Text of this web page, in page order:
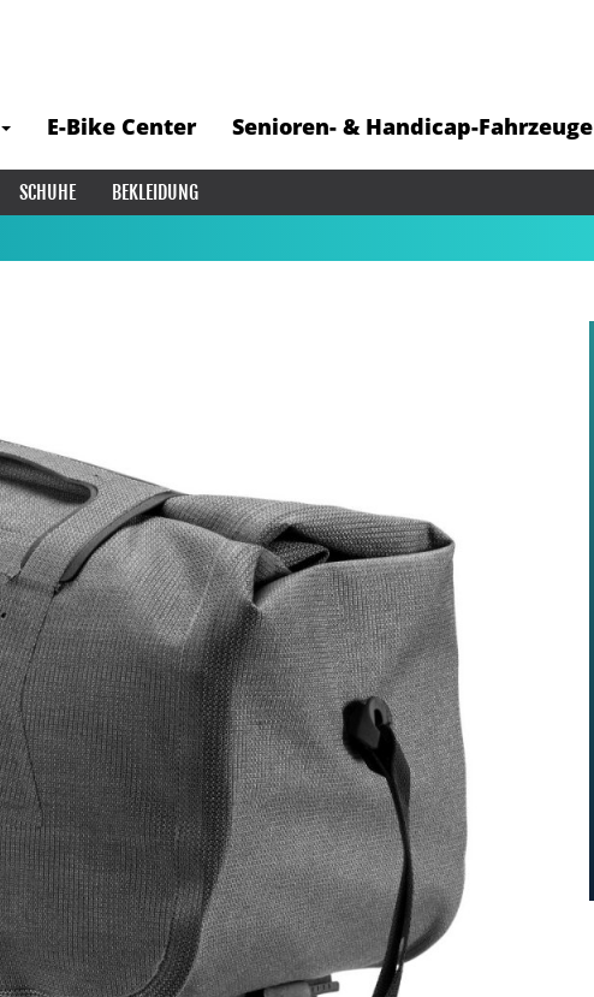
E-Bike Center Senioren- & Handicap-Fahrzeuge
SCHUHE
BEKLEIDUNG